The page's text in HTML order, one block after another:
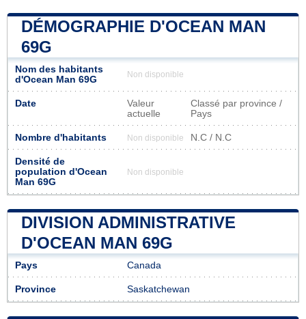
DÉMOGRAPHIE D'OCEAN MAN
69G
Nom des habitants
d'Ocean Man 69G
Non disponible
Date
Valeur
actuelle
Classé par province /
Pays
Nombre d'habitants Non disponible N.C / N.C
Densité de
population d'Ocean
Man 69G
Non disponible
DIVISION ADMINISTRATIVE
D'OCEAN MAN 69G
Pays Canada
Province Saskatchewan